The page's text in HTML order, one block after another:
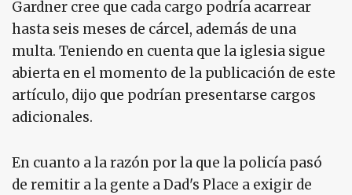
Gardner cree que cada cargo podría acarrear
hasta seis meses de cárcel, además de una
multa. Teniendo en cuenta que la iglesia sigue
abierta en el momento de la publicación de este
artículo, dijo que podrían presentarse cargos
adicionales.
En cuanto a la razón por la que la policía pasó
de remitir a la gente a Dad's Place a exigir de